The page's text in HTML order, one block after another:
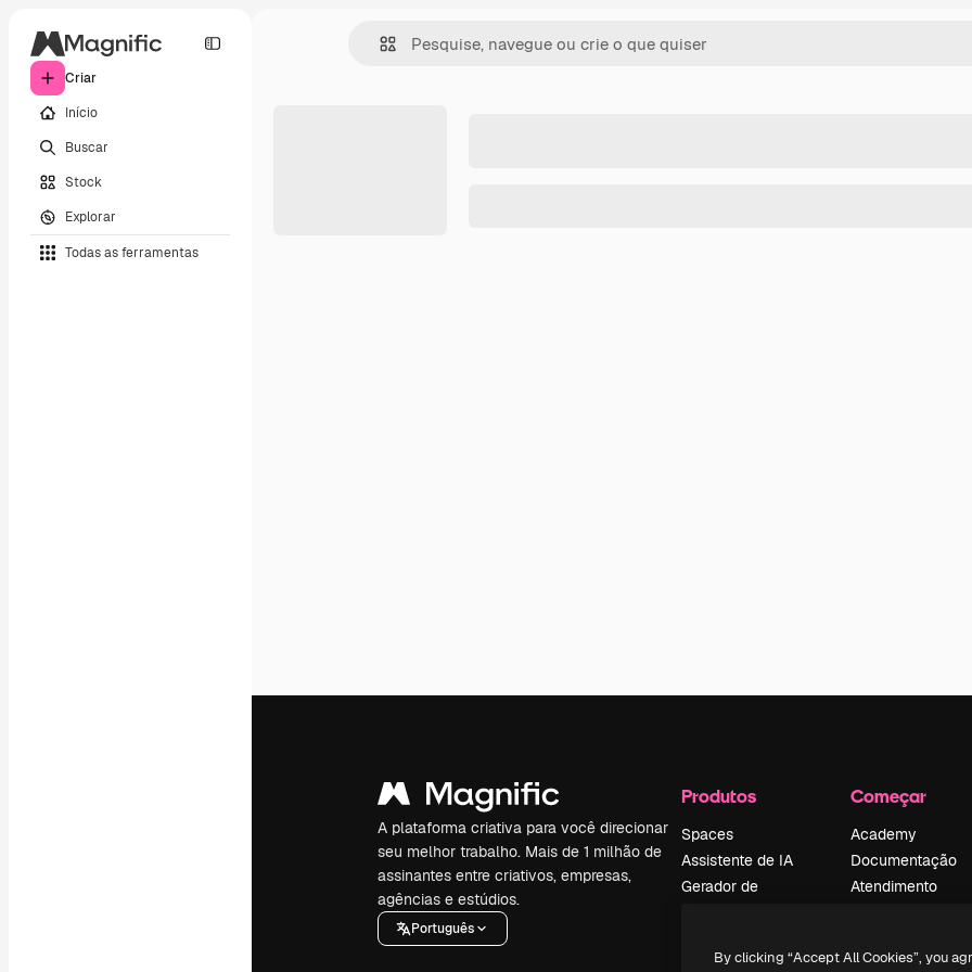
Criar
Início
Buscar
Stock
Explorar
Todas as ferramentas
A plataforma criativa para você direcionar
seu melhor trabalho. Mais de 1 milhão de
assinantes entre criativos, empresas,
agências e estúdios.
Português
Produtos
Spaces
Assistente de IA
Gerador de
Texto para voz
Começar
Academy
Documentação
Atendimento
Política de
By clicking “Accept All Cookies”, you